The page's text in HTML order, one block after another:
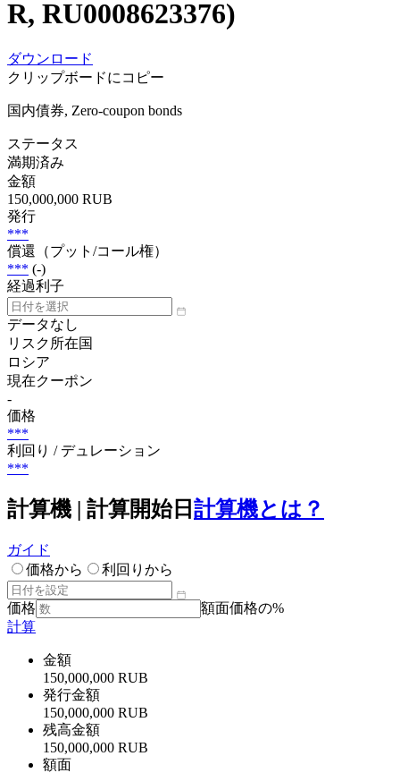
R, RU0008623376)
ダウンロード
クリップボードにコピー
国内債券, Zero-coupon bonds
ステータス
満期済み
金額
150,000,000 RUB
発行
***
償還（プット/コール権）
*** (-)
経過利子
データなし
リスク所在国
ロシア
現在クーポン
-
価格
***
利回り / デュレーション
***
計算機 | 計算開始日 計算機とは？
ガイド
価格から
利回りから
価格
額面価格の%
計算
金額
150,000,000 RUB
発行金額
150,000,000 RUB
残高金額
150,000,000 RUB
額面